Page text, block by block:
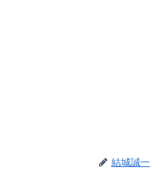
結城誠一